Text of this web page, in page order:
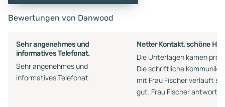
Bewertungen von Danwood
Sehr angenehmes und
informatives Telefonat.
Sehr angenehmes und
informatives Telefonat.
Netter Kontakt, schöne
Die Unterlagen kamen
Die schriftliche
mit Frau Fischer verläuft
gut. Frau Fischer antwortet